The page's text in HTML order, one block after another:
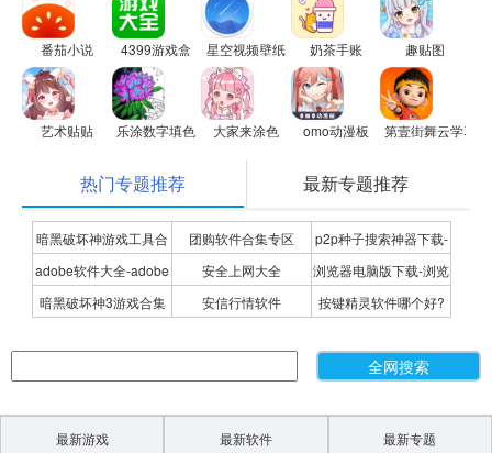
番茄小说 4399游戏盒 星空视频壁纸 奶茶手账 趣贴图
艺术贴贴 乐涂数字填色 大家来涂色 omo动漫板 第壹街舞云学习
热门专题推荐 最新专题推荐
暗黑破坏神游戏工具合
集
团购软件合集专区
p2p种子搜索神器下载-
P2P种子搜索神器专题
adobe软件大全-adobe
全系列软件下载-adobe
安全上网大全
浏览器电脑版下载-浏览
器下载合集
暗黑破坏神3游戏合集 安信行情软件
按键精灵软件哪个好?
最新游戏 最新软件 最新专题